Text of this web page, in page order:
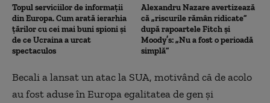
Topul serviciilor de informații
din Europa. Cum arată ierarhia
țărilor cu cei mai buni spioni și
de ce Ucraina a urcat
spectaculos
Alexandru Nazare avertizează
că „riscurile rămân ridicate”
după rapoartele Fitch și
Moody’s: „Nu a fost o perioadă
simplă”
Becali a lansat un atac la SUA, motivând că de acolo
au fost aduse în Europa egalitatea de gen și